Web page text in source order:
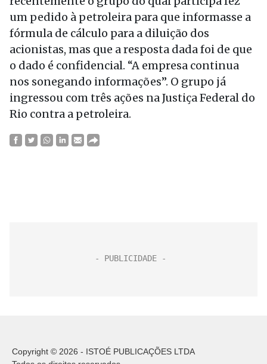
um pedido à petroleira para que informasse a
fórmula de cálculo para a diluição dos
acionistas, mas que a resposta dada foi de que
o dado é confidencial. “A empresa continua
nos sonegando informações”. O grupo já
ingressou com três ações na Justiça Federal do
Rio contra a petroleira.
Copyright © 2026 - ISTOÉ PUBLICAÇÕES LTDA